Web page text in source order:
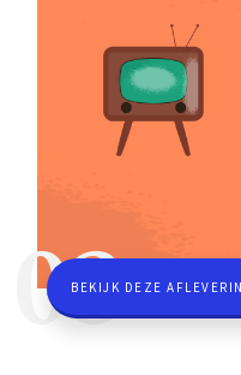
BEKIJK DEZE
03